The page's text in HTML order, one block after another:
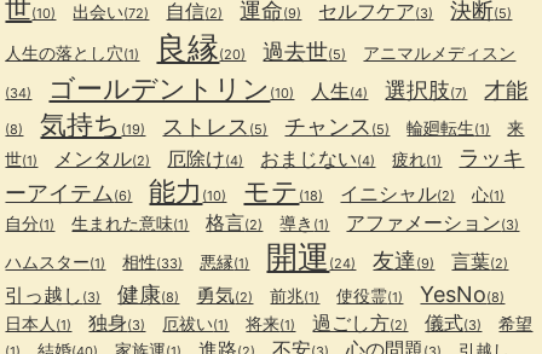
世(10) 出会い(72) 自信(2) 運命(9) セルフケア(3) 決断(5)
人生の落とし穴(1) 良縁(20) 過去世(5) アニマルメディスン
(34) ゴールデントリン (10) 人生(4) 選択肢(7) 才能
(8) 気持ち (19) ストレス (5) チャンス (5) 輪廻転生(1)
来
世(1) メンタル(2) 厄除け(4) おまじない(4) 疲れ(1)
ラッキ
ーアイテム(6) 能力 (10) モテ (18) イニシャル(2) 心(1)
自分(1) 生まれた意味(1) 格言(2) 導き (1) アファメーション(3)
ハムスター(1) 相性(33) 悪縁(1) 開運 (24) 友達 (9) 言葉(2)
引っ越し (3) 健康(8) 勇気(2) 前兆(1) 使役霊(1) YesNo(8)
日本人 (1) 独身(3) 厄祓い(1) 将来(1) 過ごし方(2) 儀式(3) 希望